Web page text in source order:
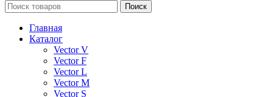
Поиск
Главная
Каталог
Vector V
Vector F
Vector L
Vector M
Vector S